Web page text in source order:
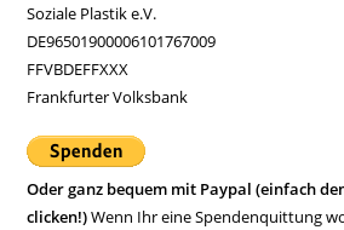
Soziale Plastik e.V.
DE96501900006101767009
FFVBDEFFXXX
Frankfurter Volksbank
Oder ganz bequem mit Paypal (einfach
clicken!)Wenn Ihr eine Spendenquittung